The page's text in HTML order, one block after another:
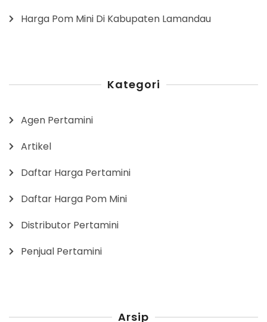
Harga Pom Mini Di Kabupaten Lamandau
Kategori
Agen Pertamini
Artikel
Daftar Harga Pertamini
Daftar Harga Pom Mini
Distributor Pertamini
Penjual Pertamini
Arsip